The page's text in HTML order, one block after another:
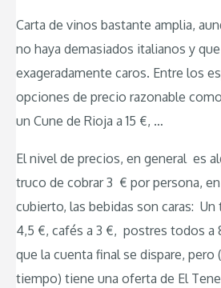
Carta de vinos bastante amplia,
no haya demasiados italianos y
exageradamente caros. Entre los
opciones de precio razonable
un Cune de Rioja a 15 €, …
El nivel de precios, en general es
truco de cobrar 3 € por persona,
cubierto, las bebidas son caras: Un
4,5 €, cafés a 3 €, postres todos
que la cuenta final se dispare, pero
tiempo) tiene una oferta de El